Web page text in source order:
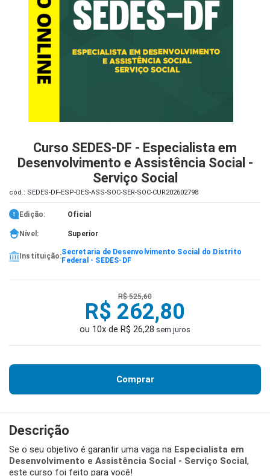
Curso SEDES-DF - Especialista em
Desenvolvimento e Assistência Social -
Serviço Social
cód.: SEDES-DF-ESP-DES-ASS-SOC-SER-SOC-CUR202602798
Edição: Oficial
Nível: Superior
Instituição:Secretaria de Desenvolvimento Social do Distrito
Federal - SEDES-DF
R$ 525,60
R$ 262,80
ou 10x de R$ 26,28 sem juros
Comprar
Descrição
Se o seu objetivo é garantir uma vaga na Especialista em
Desenvolvimento e Assistência Social - Serviço Social,
este curso foi feito para você!